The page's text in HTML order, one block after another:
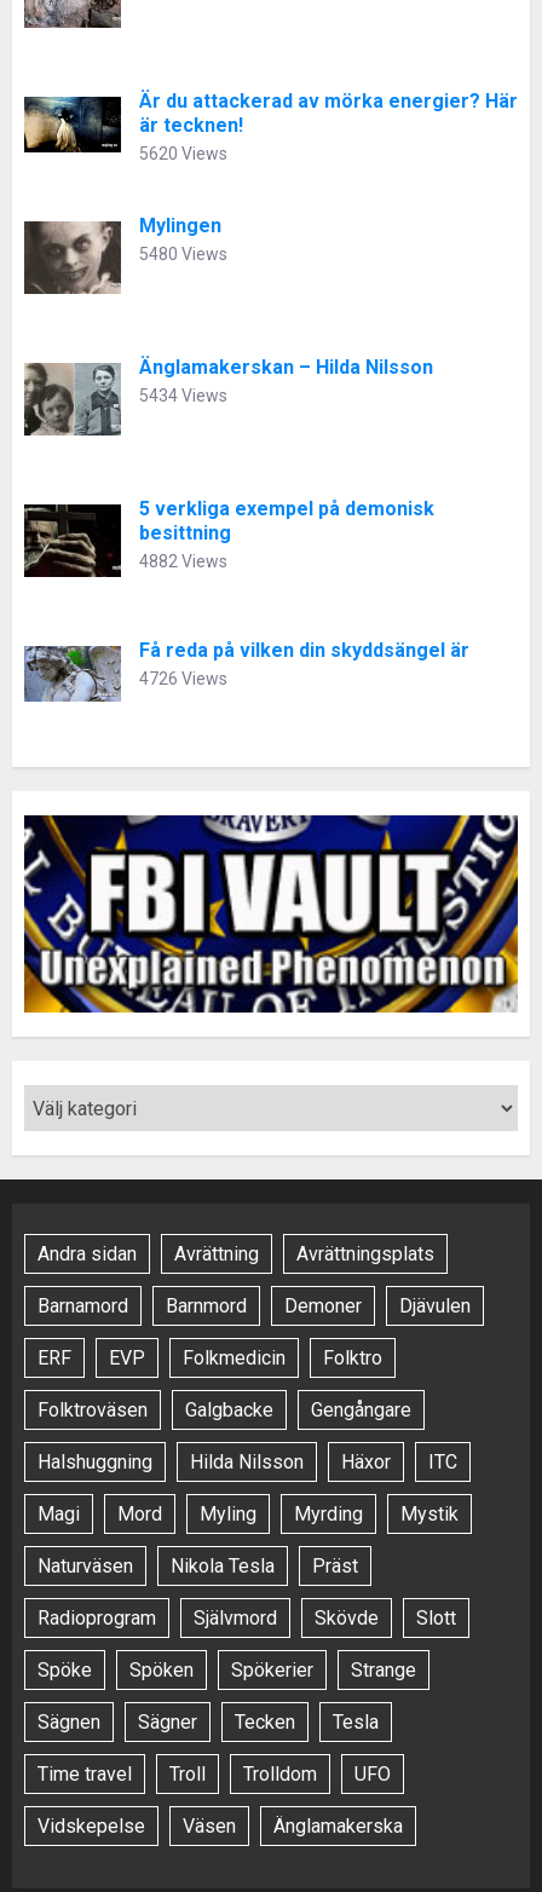
Är du attackerad av mörka energier? Här
är tecknen!
5620 Views
Mylingen
5480 Views
Änglamakerskan – Hilda Nilsson
5434 Views
5 verkliga exempel på demonisk
besittning
4882 Views
Få reda på vilken din skyddsängel är
4726 Views
Andra sidan Avrättning Avrättningsplats
Barnamord Barnmord Demoner Djävulen
ERF EVP Folkmedicin Folktro
Folktroväsen Galgbacke Gengångare
Halshuggning Hilda Nilsson Häxor ITC
Magi Mord Myling Myrding Mystik
Naturväsen Nikola Tesla Präst
Radioprogram Självmord Skövde Slott
Spöke Spöken Spökerier Strange
Sägnen Sägner Tecken Tesla
Time travel Troll Trolldom UFO
Vidskepelse Väsen Änglamakerska